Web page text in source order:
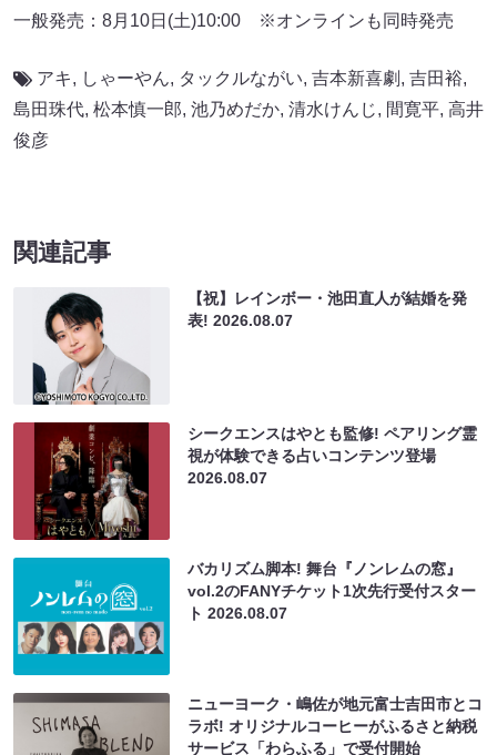
一般発売：8月10日(土)10:00 ※オンラインも同時発売
アキ, しゃーやん, タックルながい, 吉本新喜劇 , 吉田裕,
島田珠代, 松本慎一郎, 池乃めだか, 清水けんじ, 間寛平, 高井
俊彦
関連記事
【祝】レインボー・池田直人が結婚を発
表!2026.08.07
シークエンスはやとも監修! ペアリング霊
視が体験できる占いコンテンツ登場
2026.08.07
バカリズム脚本! 舞台『ノンレムの窓』
vol.2のFANYチケット1次先行受付スター
ト2026.08.07
ニューヨーク・嶋佐が地元富士吉田市とコ
ラボ! オリジナルコーヒーがふるさと納税
サービス「わらふる」で受付開始